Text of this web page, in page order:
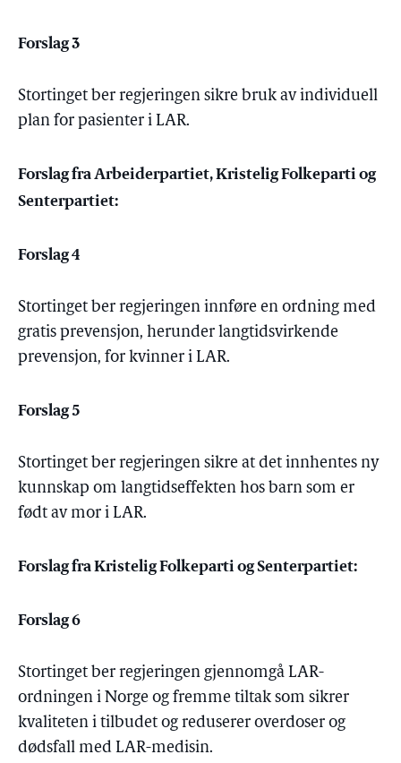
Forslag 3
Stortinget ber regjeringen sikre bruk av individuell
plan for pasienter i LAR.
Forslag fra Arbeiderpartiet, Kristelig Folkeparti og
Senterpartiet:
Forslag 4
Stortinget ber regjeringen innføre en ordning med
gratis prevensjon, herunder langtidsvirkende
prevensjon, for kvinner i LAR.
Forslag 5
Stortinget ber regjeringen sikre at det innhentes ny
kunnskap om langtidseffekten hos barn som er
født av mor i LAR.
Forslag fra Kristelig Folkeparti og Senterpartiet:
Forslag 6
Stortinget ber regjeringen gjennomgå LAR-
ordningen i Norge og fremme tiltak som sikrer
kvaliteten i tilbudet og reduserer overdoser og
dødsfall med LAR-medisin.